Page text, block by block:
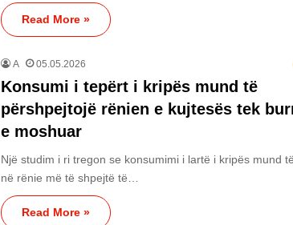
Read More »
A 05.05.2026
Konsumi i tepërt i kripës mund të
përshpejtojë rënien e kujtesës tek
e moshuar
Një studim i ri tregon se konsumimi i lartë i kripës mund
në rënie më të shpejtë të…
Read More »